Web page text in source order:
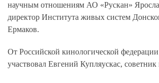
научным отношениям АО «Рускан»
директор Института живых систем
Ермаков.
От Российской кинологической
участвовал Евгений Купляускас, советник